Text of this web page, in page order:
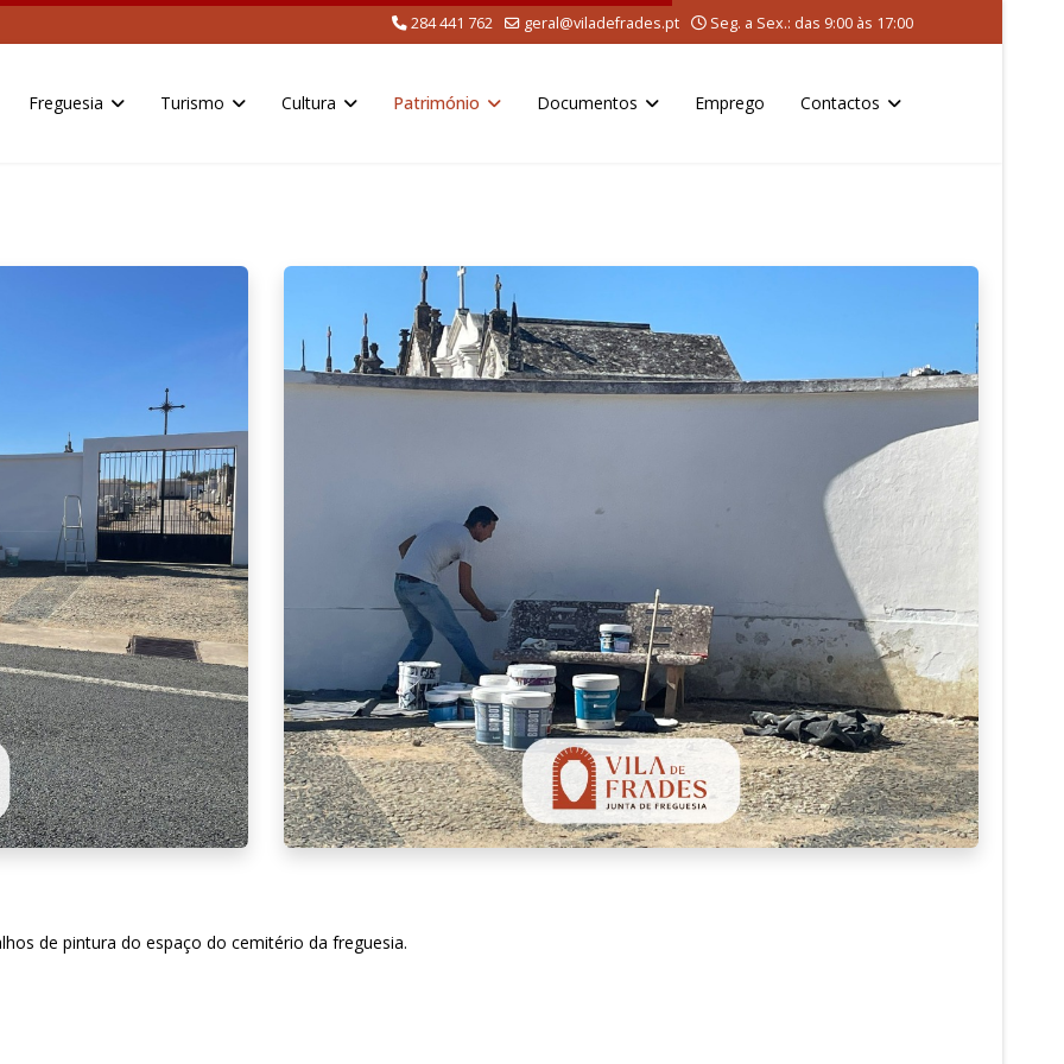
284 441 762 geral@viladefrades.pt Seg. a Sex.: das 9:00 às 17:00
Freguesia Turismo Cultura Património Documentos Emprego Contactos
de pintura do espaço do cemitério da freguesia.